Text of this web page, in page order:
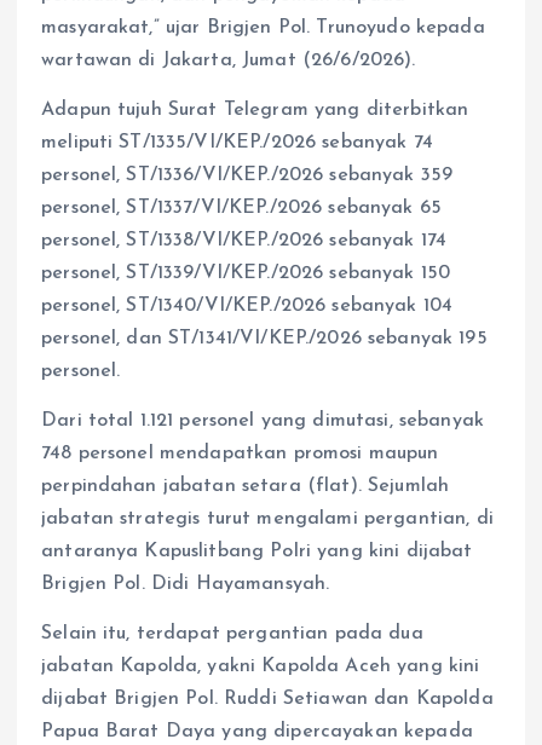
masyarakat,” ujar Brigjen Pol. Trunoyudo kepada
wartawan di Jakarta, Jumat (26/6/2026).
Adapun tujuh Surat Telegram yang diterbitkan
meliputi ST/1335/VI/KEP./2026 sebanyak 74
personel, ST/1336/VI/KEP./2026 sebanyak 359
personel, ST/1337/VI/KEP./2026 sebanyak 65
personel, ST/1338/VI/KEP./2026 sebanyak 174
personel, ST/1339/VI/KEP./2026 sebanyak 150
personel, ST/1340/VI/KEP./2026 sebanyak 104
personel, dan ST/1341/VI/KEP./2026 sebanyak 195
personel.
Dari total 1.121 personel yang dimutasi, sebanyak
748 personel mendapatkan promosi maupun
perpindahan jabatan setara (flat). Sejumlah
jabatan strategis turut mengalami pergantian, di
antaranya Kapuslitbang Polri yang kini dijabat
Brigjen Pol. Didi Hayamansyah.
Selain itu, terdapat pergantian pada dua
jabatan Kapolda, yakni Kapolda Aceh yang kini
dijabat Brigjen Pol. Ruddi Setiawan dan Kapolda
Papua Barat Daya yang dipercayakan kepada